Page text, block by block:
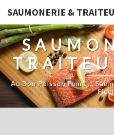
SAUMONERIE &
Au Bon Poisson Fumé …